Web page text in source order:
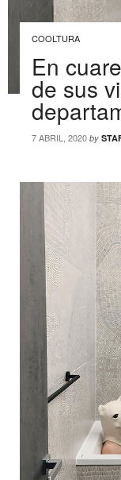
COOLTURA
En
de sus
7 ABRIL, 2020 by